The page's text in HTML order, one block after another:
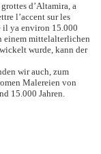
d’Altamira, a
l’accent sur les
il ya environ 15.000
einem mittelalterlichen
wurde, kann der
wir auch, zum
Malereien von
15.000 Jahren.